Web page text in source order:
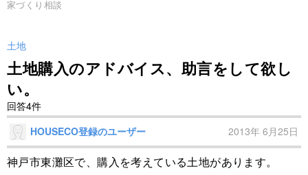
家づくり相談
土地
土地購入のアドバイス、助言をして欲し
い。
回答4件
HOUSECO登録のユーザー
2013年 6月25日
神戸市東灘区で、購入を考えている土地があります。